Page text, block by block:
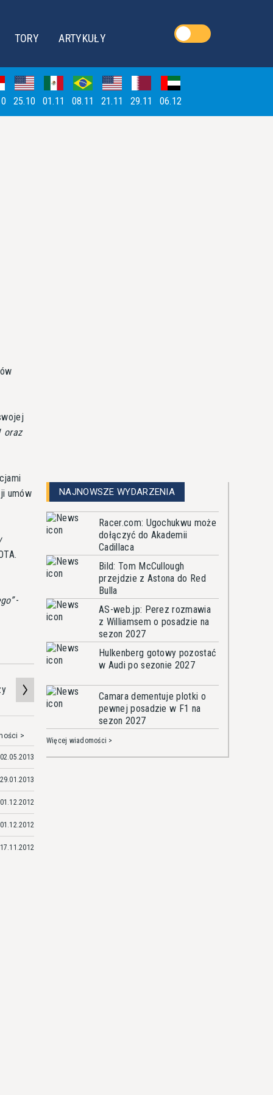
TORY ARTYKUŁY
25.10 01.11 08.11 21.11 29.11 06.12
oraz
umów
-
>
02.05.2013
29.01.2013
01.12.2012
01.12.2012
17.11.2012
NAJNOWSZE WYDARZENIA
Racer.com: Ugochukwu może
dołączyć do Akademii
Cadillaca
Bild: Tom McCullough
przejdzie z Astona do Red
Bulla
AS-web.jp: Perez rozmawia
z Williamsem o posadzie na
sezon 2027
Hulkenberg gotowy pozostać
w Audi po sezonie 2027
Camara dementuje plotki o
pewnej posadzie w F1 na
sezon 2027
Więcej wiadomości >